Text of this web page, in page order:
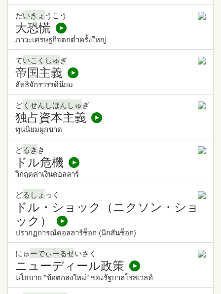
だいきょ うこう
大恐慌
ภาวะเศรษฐกิจตกต่ำครั้งใหญ่
ていこくしゅぎ
帝国主義
ลัทธิจักรวรรดินิยม
どくせんしほんしゅぎ
独占資本主義
ทุนนิยมผูกขาด
どるき き
ドル危機
วิกฤตค่าเงินดอลลาร์
どるしょ っく
ドル・ショック（ニクソン・ショ
ック）
ปรากฏการณ์ดอลลาร์ช็อก (นิกสันช็อก)
にゅーでぃーるせいさく
ニューディール政策
นโยบาย "ข้อตกลงใหม่" ของรัฐบาลโรสเวลท์